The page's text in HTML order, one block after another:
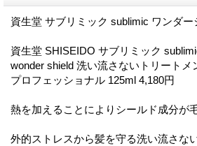
資生堂 サブリミック sublimic ワンダー
資生堂 SHISEIDO サブリミック
wonder shield 洗い流さないトリートメ
プロフェッショナル 125ml 4,180円
熱を加えることによりシールド成分が
外的ストレスから髪を守る洗い流さな